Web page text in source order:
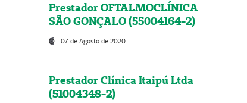
Prestador OFTALMOCLÍNICA
SÃO GONÇALO (55004164-2)
07 de Agosto de 2020
Prestador Clínica Itaipú Ltda
(51004348-2)